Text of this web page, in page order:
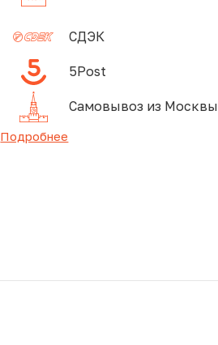
СДЭК
5Post
Самовывоз из Москвы
Подробнее